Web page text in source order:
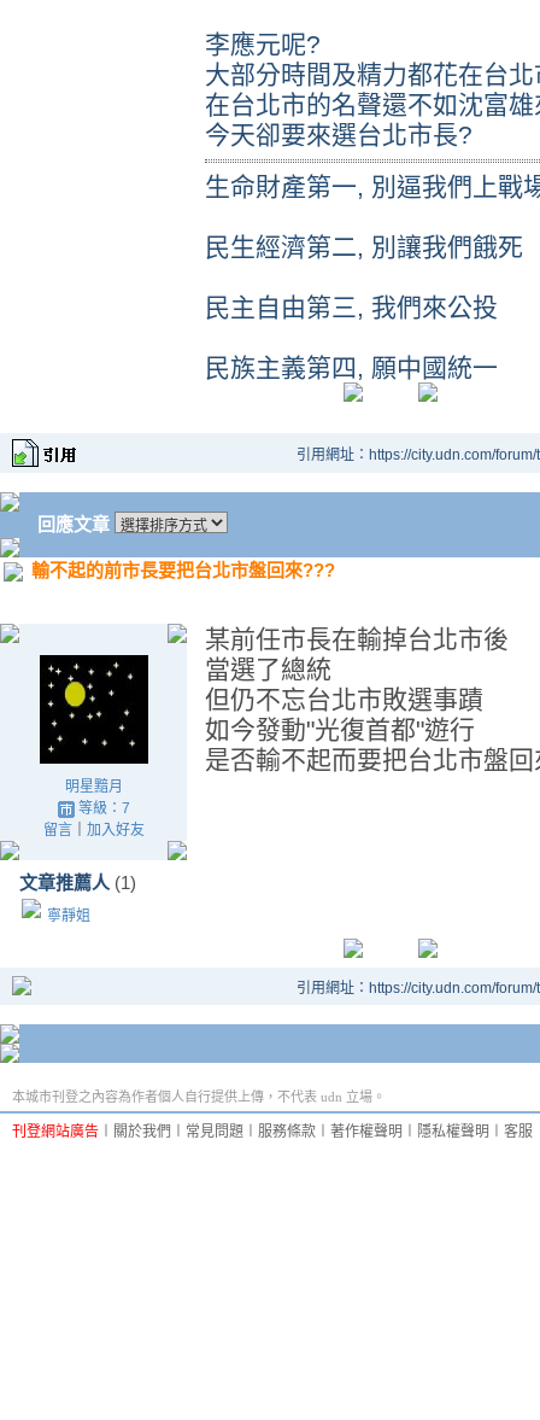
李應元呢?
大部分時間及精力都花在台
在台北市的名聲還不如沈富
今天卻要來選台北市長?
生命財產第一, 別逼我們上戰
民生經濟第二, 別讓我們餓死
民主自由第三, 我們來公投
民族主義第四, 願中國統一
引用網址：https://city.udn.com/
回應文章
輸不起的前市長要把台北市盤回來???
明星黯月
等級：7
留言｜ 加入好友
文章推薦人 (1)
寧靜姐
某前任市長在輸掉台北市後
當選了總統
但仍不忘台北市敗選事蹟
如今發動"光復首都"遊行
是否輸不起而要把台北市盤
引用網址：https://city.udn.com/
本城市刊登之內容為作者個人自行提供上傳，不代表 udn 立場。
刊登網站廣告 關於我們 常見問題 服務條款 著作權聲明 隱私權聲明 客服